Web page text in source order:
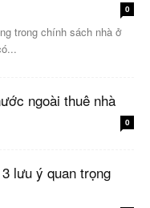
0
trong chính sách nhà ở
ngoài thuê nhà
0
lưu ý quan trọng